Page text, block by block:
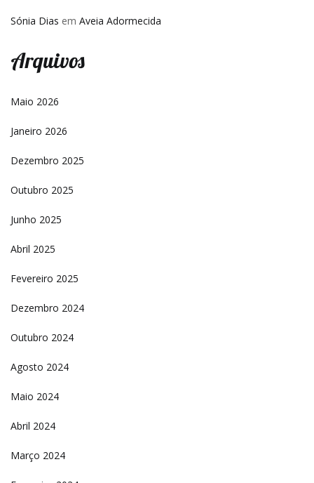
Sónia Dias em Aveia Adormecida
Arquivos
Maio 2026
Janeiro 2026
Dezembro 2025
Outubro 2025
Junho 2025
Abril 2025
Fevereiro 2025
Dezembro 2024
Outubro 2024
Agosto 2024
Maio 2024
Abril 2024
Março 2024